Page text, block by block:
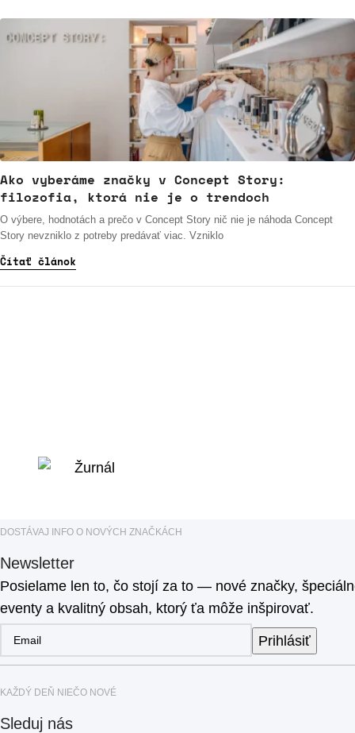
Ako vyberáme značky v Concept Story:
filozofia, ktorá nie je o trendoch
O výbere, hodnotách a prečo v Concept Story nič nie je náhoda Concept
Story nevzniklo z potreby predávať viac. Vzniklo
Čítať článok
DOSTÁVAJ INFO O NOVÝCH ZNAČKÁCH
Newsletter
Posielame len to, čo stojí za to — nové značky,
eventy a kvalitný obsah, ktorý ťa môže inšpirovať.
Prihlásiť
KAŽDÝ DEŇ NIEČO NOVÉ
Sleduj nás